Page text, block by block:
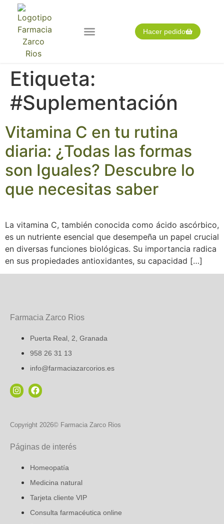
Hacer pedido
Etiqueta:
#Suplementación
Vitamina C en tu rutina
diaria: ¿Todas las formas
son Iguales? Descubre lo
que necesitas saber
La vitamina C, también conocida como ácido ascórbico,
es un nutriente esencial que desempeña un papel crucial
en diversas funciones biológicas. Su importancia radica
en sus propiedades antioxidantes, su capacidad […]
Farmacia Zarco Rios
Puerta Real, 2, Granada
958 26 31 13
info@farmaciazarcorios.es
Copyright 2026© Farmacia Zarco Rios
Páginas de interés
Homeopatía
Medicina natural
Tarjeta cliente VIP
Consulta farmacéutica online